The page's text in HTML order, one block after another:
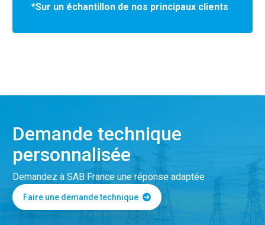
*Sur un échantillon de nos principaux clients
Demande technique
personnalisée
Demandez à SAB France une réponse adaptée
Faire une demande technique